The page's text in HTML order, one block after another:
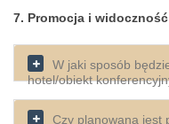
7. Promocja i widoczność
W jaki sposób
hotel/obiekt
Czy planowana jest